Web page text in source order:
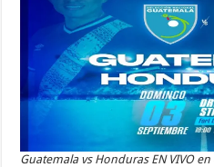
Guatemala vs Honduras EN VIVO